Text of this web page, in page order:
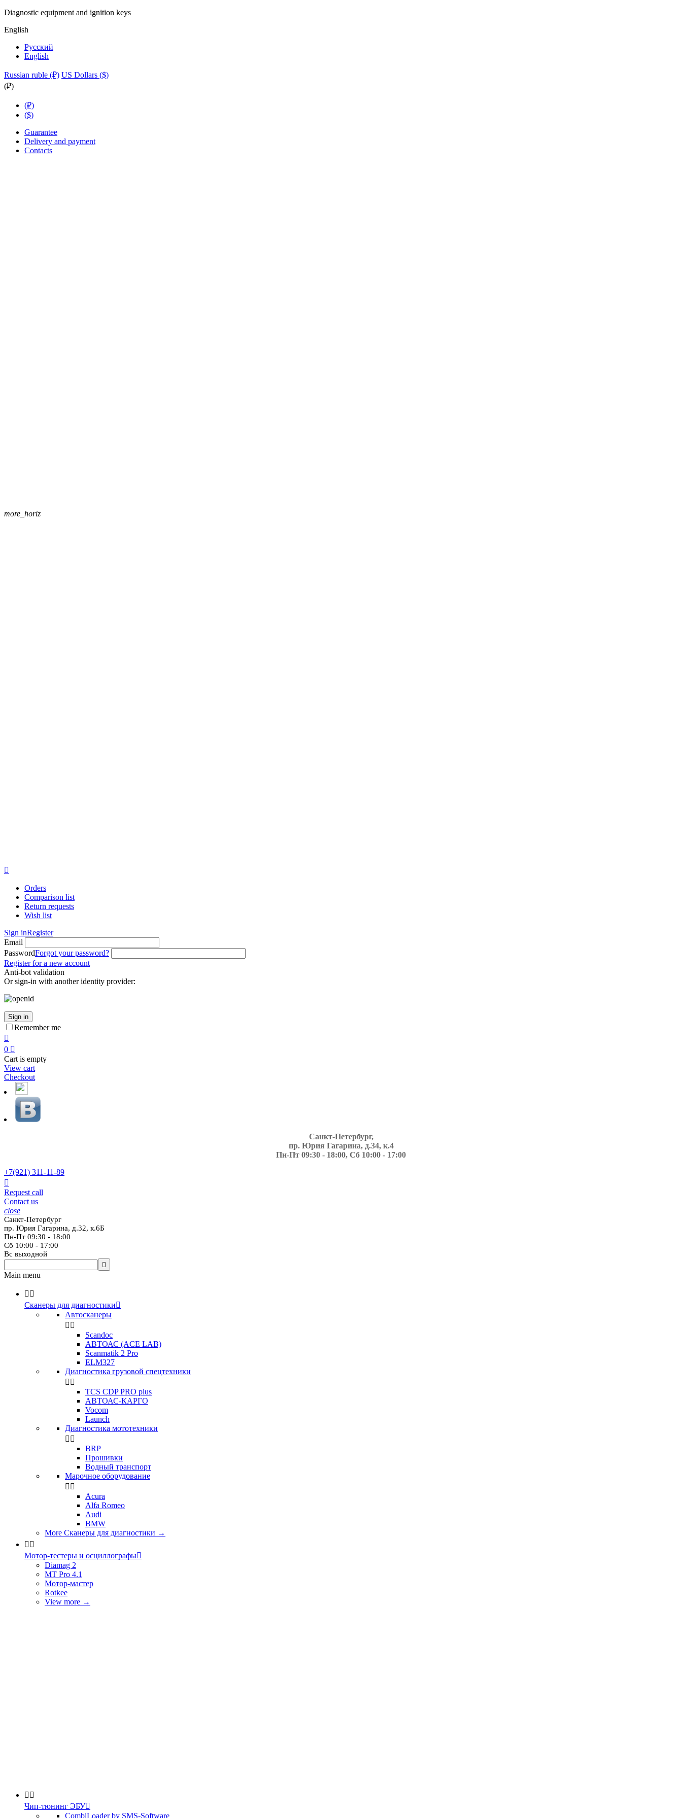
Diagnostic equipment and ignition keys
English
Русский
English
Russian ruble (₽) US Dollars ($)
(₽)
(₽)
($)
Guarantee
Delivery and payment
Contacts
more_horiz

Orders
Comparison list
Return requests
Wish list
Sign inRegister
Email
PasswordForgot your password?
Register for a new account
Anti-bot validation
Or sign-in with another identity provider:
Sign in
Remember me

0 
Cart is empty
View cart
Checkout
Санкт-Петербург,
пр. Юрия Гагарина, д.34, к.4
Пн-Пт 09:30 - 18:00, Сб 10:00 - 17:00
+7(921) 311-11-89

Request call
Contact us
close
Санкт-Петербург
пр. Юрия Гагарина, д.32, к.6Б
Пн-Пт 09:30 - 18:00
Сб 10:00 - 17:00
Вс выходной

Main menu
 
Сканеры для диагностики
Автосканеры
 
Scandoc
АВТОАС (ACE LAB)
Scanmatik 2 Pro
ELM327
Диагностика грузовой спецтехники
 
TCS CDP PRO plus
АВТОАС-КАРГО
Vocom
Launch
Диагностика мототехники
 
BRP
Прошивки
Водный транспорт
Марочное оборудование
 
Acura
Alfa Romeo
Audi
BMW
More Сканеры для диагностики →
 
Мотор-тестеры и осциллографы
Diamag 2
MT Pro 4.1
Мотор-мастер
Rotkee
View more →
 
Чип-тюнинг ЭБУ
CombiLoader by SMS-Software